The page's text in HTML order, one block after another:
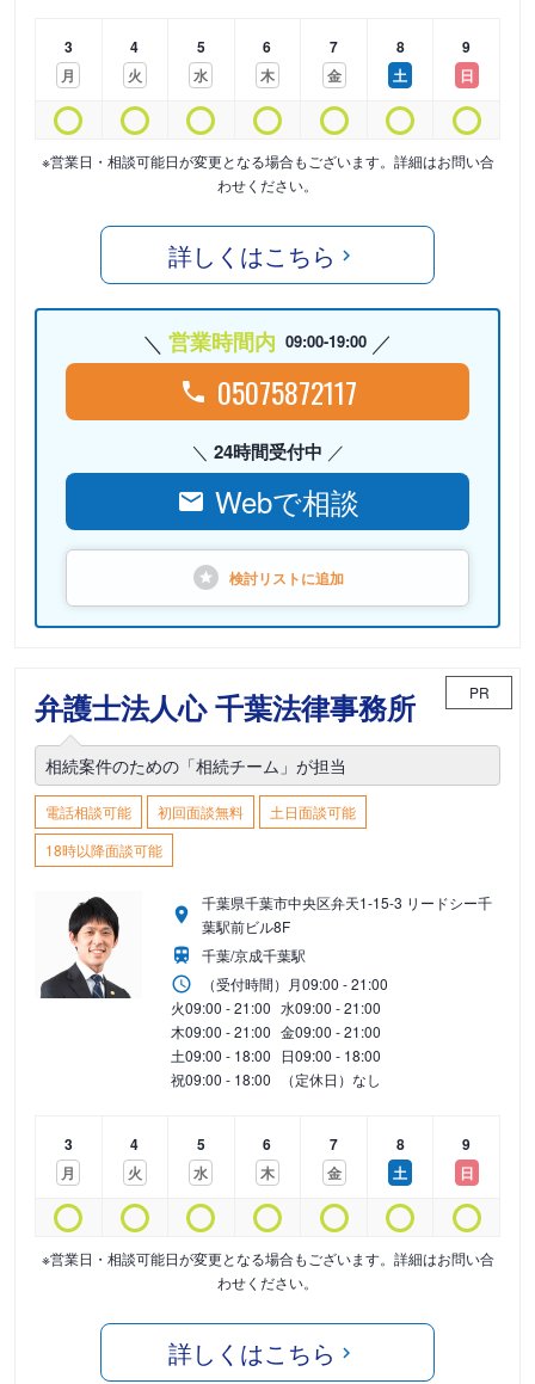
3
月
4
火
5
水
6
木
7
金
8
土
9
日
※営業日・相談可能日が変更となる場合もございます。詳細はお問い合
わせください。
詳しくはこちら
営業時間内 09:00-19:00
05075872117
24時間受付中
Webで相談
検討リストに追加
弁護士法人心 千葉法律事務所 PR
相続案件のための「相続チーム」が担当
電話相談可能 初回面談無料
土日面談可能
18時以降面談可能
千葉県千葉市中央区弁天1-15-3 リードシー千
葉駅前ビル8F
千葉/京成千葉駅
（受付時間） 月09:00 - 21:00
火09:00 - 21:00 水09:00 - 21:00
木09:00 - 21:00 金09:00 - 21:00
土09:00 - 18:00 日09:00 - 18:00
祝09:00 - 18:00 （定休日）なし
3
月
4
火
5
水
6
木
7
金
8
土
9
日
※営業日・相談可能日が変更となる場合もございます。詳細はお問い合
わせください。
詳しくはこちら